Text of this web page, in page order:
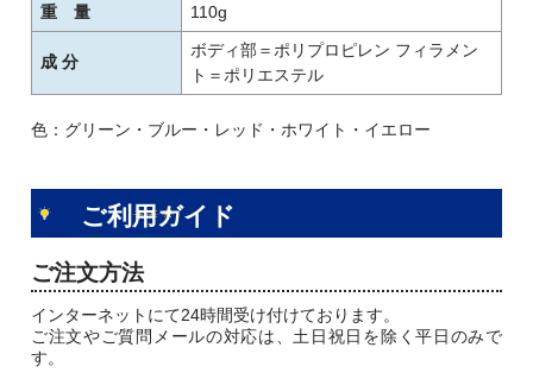
重 量
110g
成 分
ボディ部＝ポリプロピレン フィラメン
ト＝ポリエステル
色：グリーン・ブルー・レッド・ホワイト・イエロー
ご利用ガイド
ご注文方法
インターネットにて24時間受け付けております。
ご注文やご質問メールの対応は、土日祝日を除く平日のみで
す。